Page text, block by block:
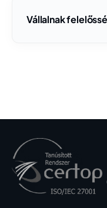
Vállalnak